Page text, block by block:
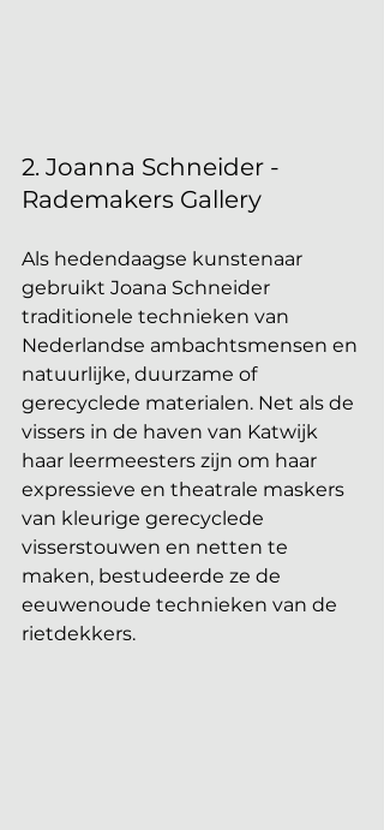
2. Joanna Schneider -
Rademakers Gallery
Als hedendaagse kunstenaar
gebruikt Joana Schneider
traditionele technieken van
Nederlandse ambachtsmensen en
natuurlijke, duurzame of
gerecyclede materialen. Net als de
vissers in de haven van Katwijk
haar leermeesters zijn om haar
expressieve en theatrale maskers
van kleurige gerecyclede
visserstouwen en netten te
maken, bestudeerde ze de
eeuwenoude technieken van de
rietdekkers.